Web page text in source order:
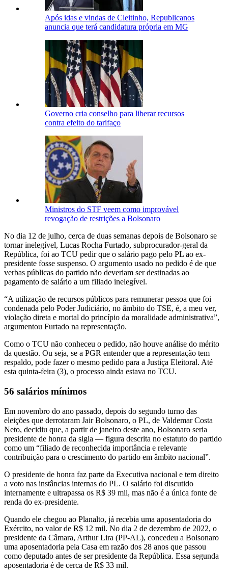
Após idas e vindas de Cleitinho, Republicanos
anuncia que terá candidatura própria em MG
Governo cria conselho para liberar recursos
contra efeito do tarifaço
Ministros do STF veem como improvável
revogação de restrições a Bolsonaro
No dia 12 de julho, cerca de duas semanas depois de Bolsonaro se
tornar inelegível, Lucas Rocha Furtado, subprocurador-geral da
República, foi ao TCU pedir que o salário pago pelo PL ao ex-
presidente fosse suspenso. O argumento usado no pedido é de que
verbas públicas do partido não deveriam ser destinadas ao
pagamento de salário a um filiado inelegível.
“A utilização de recursos públicos para remunerar pessoa que foi
condenada pelo Poder Judiciário, no âmbito do TSE, é, a meu ver,
violação direta e mortal do princípio da moralidade administrativa”,
argumentou Furtado na representação.
Como o TCU não conheceu o pedido, não houve análise do mérito
da questão. Ou seja, se a PGR entender que a representação tem
respaldo, pode fazer o mesmo pedido para a Justiça Eleitoral. Até
esta quinta-feira (3), o processo ainda estava no TCU.
56 salários mínimos
Em novembro do ano passado, depois do segundo turno das
eleições que derrotaram Jair Bolsonaro, o PL, de Valdemar Costa
Neto, decidiu que, a partir de janeiro deste ano, Bolsonaro seria
presidente de honra da sigla — figura descrita no estatuto do partido
como um “filiado de reconhecida importância e relevante
contribuição para o crescimento do partido em âmbito nacional”.
O presidente de honra faz parte da Executiva nacional e tem direito
a voto nas instâncias internas do PL. O salário foi discutido
internamente e ultrapassa os R$ 39 mil, mas não é a única fonte de
renda do ex-presidente.
Quando ele chegou ao Planalto, já recebia uma aposentadoria do
Exército, no valor de R$ 12 mil. No dia 2 de dezembro de 2022, o
presidente da Câmara, Arthur Lira (PP-AL), concedeu a Bolsonaro
uma aposentadoria pela Casa em razão dos 28 anos que passou
como deputado antes de ser presidente da República. Essa segunda
aposentadoria é de cerca de R$ 33 mil.